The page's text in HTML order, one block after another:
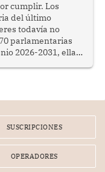
cumplir. Los
del último
todavía no
parlamentarias
2026-2031, ellas
SUSCRIPCIONES
OPERADORES